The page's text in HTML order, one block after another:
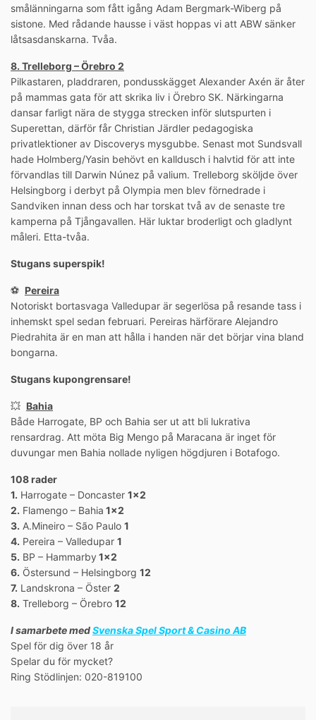
smålänningarna som fått igång Adam Bergmark-Wiberg på
sistone. Med rådande hausse i väst hoppas vi att ABW sänker
låtsasdanskarna. Tvåa.
8. Trelleborg – Örebro 2
Pilkastaren, pladdraren, pondusskägget Alexander Axén är åter
på mammas gata för att skrika liv i Örebro SK. Närkingarna
dansar farligt nära de stygga strecken inför slutspurten i
Superettan, därför får Christian Järdler pedagogiska
privatlektioner av Discoverys mysgubbe. Senast mot Sundsvall
hade Holmberg/Yasin behövt en kalldusch i halvtid för att inte
förvandlas till Darwin Núnez på valium. Trelleborg sköljde över
Helsingborg i derbyt på Olympia men blev förnedrade i
Sandviken innan dess och har torskat två av de senaste tre
kamperna på Tjångavallen. Här luktar broderligt och gladlynt
måleri. Etta-tvåa.
Stugans superspik!
⚽️ Pereira
Notoriskt bortasvaga Valledupar är segerlösa på resande tass i
inhemskt spel sedan februari. Pereiras härförare Alejandro
Piedrahita är en man att hålla i handen när det börjar vina bland
bongarna.
Stugans kupongrensare!
💥 Bahia
Både Harrogate, BP och Bahia ser ut att bli lukrativa
rensardrag. Att möta Big Mengo på Maracana är inget för
duvungar men Bahia nollade nyligen högdjuren i Botafogo.
108 rader
1. Harrogate – Doncaster 1×2
2. Flamengo – Bahia 1×2
3. A.Mineiro – São Paulo 1
4. Pereira – Valledupar 1
5. BP – Hammarby 1×2
6. Östersund – Helsingborg 12
7. Landskrona – Öster 2
8. Trelleborg – Örebro 12
I samarbete medSvenska Spel Sport & Casino AB
Spel för dig över 18 år
Spelar du för mycket?
Ring Stödlinjen: 020-819100